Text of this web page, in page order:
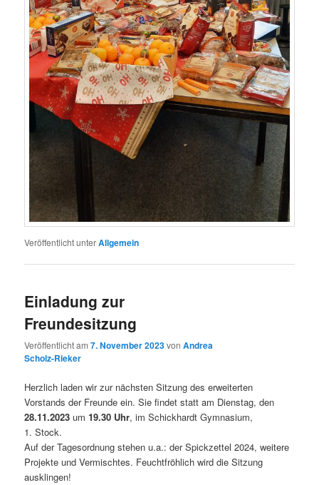
Veröffentlicht unterAllgemein
Einladung zur
Freundesitzung
Veröffentlicht am7. November 2023vonAndrea
Scholz-Rieker
Herzlich laden wir zur nächsten Sitzung des erweiterten
Vorstands der Freunde ein. Sie findet statt am Dienstag, den
28.11.2023 um19.30 Uhr, im Schickhardt Gymnasium,
1. Stock.
Auf der Tagesordnung stehen u.a.: der Spickzettel 2024, weitere
Projekte und Vermischtes. Feuchtfröhlich wird die Sitzung
ausklingen!